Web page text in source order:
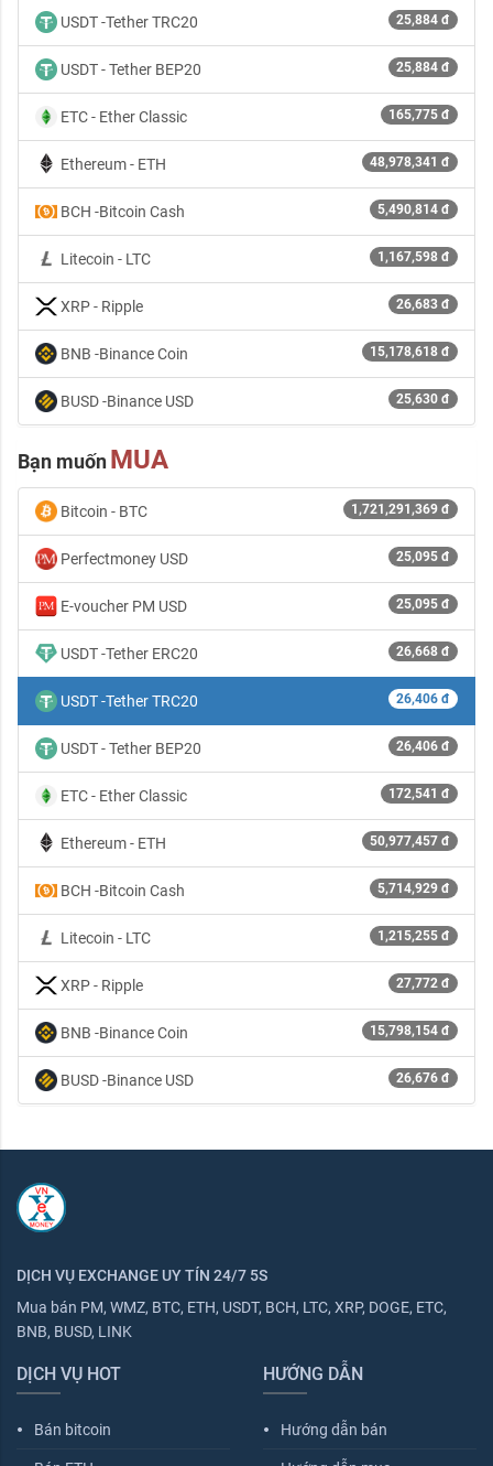
USDT -Tether TRC20 25,884 đ
USDT - Tether BEP20 25,884 đ
ETC - Ether Classic 165,775 đ
Ethereum - ETH 48,978,341 đ
BCH -Bitcoin Cash 5,490,814 đ
Litecoin - LTC 1,167,598 đ
XRP - Ripple 26,683 đ
BNB -Binance Coin 15,178,618 đ
BUSD -Binance USD 25,630 đ
Bạn muốnMUA
Bitcoin - BTC 1,721,291,369 đ
Perfectmoney USD 25,095 đ
E-voucher PM USD 25,095 đ
USDT -Tether ERC20 26,668 đ
USDT -Tether TRC20 26,406 đ
USDT - Tether BEP20 26,406 đ
ETC - Ether Classic 172,541 đ
Ethereum - ETH 50,977,457 đ
BCH -Bitcoin Cash 5,714,929 đ
Litecoin - LTC 1,215,255 đ
XRP - Ripple 27,772 đ
BNB -Binance Coin 15,798,154 đ
BUSD -Binance USD 26,676 đ
DỊCH VỤ EXCHANGE UY TÍN 24/7 5S
Mua bán PM, WMZ, BTC, ETH, USDT, BCH, LTC, XRP, DOGE, ETC,
BNB, BUSD, LINK
DỊCH VỤ HOT
fiber_manual_record Bán bitcoin
HƯỚNG DẪN
fiber_manual_record Hướng dẫn bán